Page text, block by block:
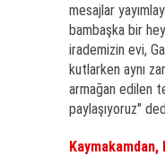
mesajlar
bambaşka bir
irademizin evi,
kutlarken aynı
armağan edilen
paylaşıyoruz"